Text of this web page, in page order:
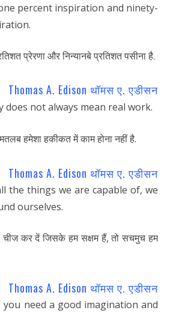
percent inspiration and ninety-
प्रेरणा और निन्यानबे प्रतिशत पसीना है.
Thomas A. Edison थॉमस ए. एडीसन
does not always mean real work.
हमेशा हकीकत में काम होना नहीं है.
Thomas A. Edison थॉमस ए. एडीसन
the things we are capable of, we
ourselves.
चीज कर दें जिसके हम सक्षम हैं, तो सचमुच हम
Thomas A. Edison थॉमस ए. एडीसन
you need a good imagination and